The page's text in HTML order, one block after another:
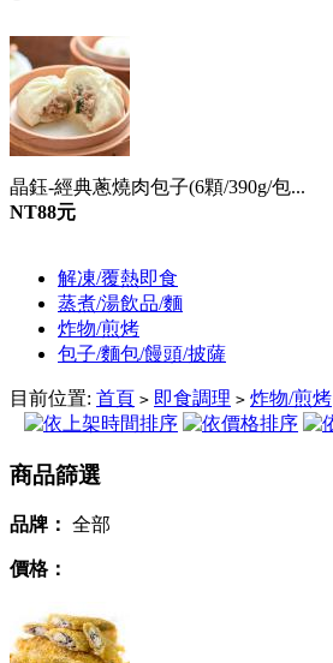
晶鈺-經典蔥燒肉包子(6顆/390g/包...
NT88元
解凍/覆熱即食
蒸煮/湯飲品/麵
炸物/煎烤
包子/麵包/饅頭/披薩
目前位置: 首頁 > 即食調理 > 炸物/煎烤
商品篩選
品牌： 全部
價格：